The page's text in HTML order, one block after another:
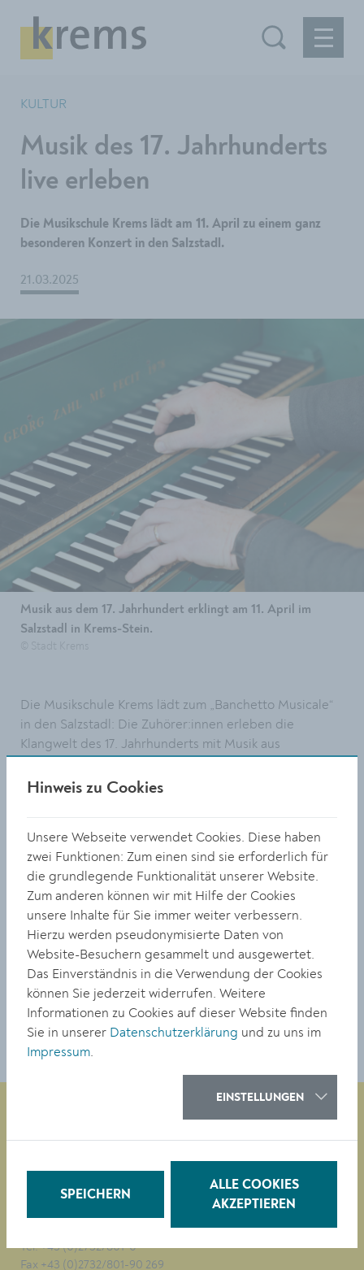
KULTUR
Musik des 17. Jahrhunderts
live erleben
Die Musikschule Krems lädt am 11. April zu einem ganz
besonderen Konzert in den Salzstadl.
21.03.2025
Musik aus dem 17. Jahrhundert erklingt am 11. April im
Salzstadl in Krems-Stein.
Die Musikschule Krems lädt zum „Banchetto Musicale“
in den Salzstadl: Die Zuhörer:innen erleben die
Klangwelt des 17. Jahrhunderts mit Musik aus
Niederlanden. Es musizieren die Lehrer:innen und
Karin Heinisch und Julia Kainz. Auf Wunsch kann vor
Ort à la carte bestellt werden.
Freitag, 11. April, 18.30 Uhr, Salzstadl (Krems, Steiner
Donaulände 32)
Reservierung bis 4. April:office@salzstadl.at, Tel.
02732/70312
TEILEN
Obere Landstraße 4
A-3500 Krems
Tel. +43 (0)2732/801-0
Fax +43 (0)2732/801-90 269
Hinweis zu Cookies
Unsere Webseite verwendet Cookies. Diese haben
zwei Funktionen: Zum einen sind sie erforderlich für
die grundlegende Funktionalität unserer Website.
Zum anderen können wir mit Hilfe der Cookies
unsere Inhalte für Sie immer weiter verbessern.
Hierzu werden pseudonymisierte Daten von
Website-Besuchern gesammelt und ausgewertet.
Das Einverständnis in die Verwendung der Cookies
können Sie jederzeit widerrufen. Weitere
Informationen zu Cookies auf dieser Website finden
Sie in unserer Datenschutzerklärung und zu uns im
Impressum.
EINSTELLUNGEN
SPEICHERN
ALLE COOKIES
AKZEPTIEREN